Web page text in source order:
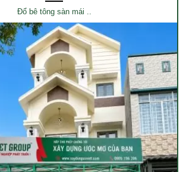
Đổ bê tông sàn mái ..